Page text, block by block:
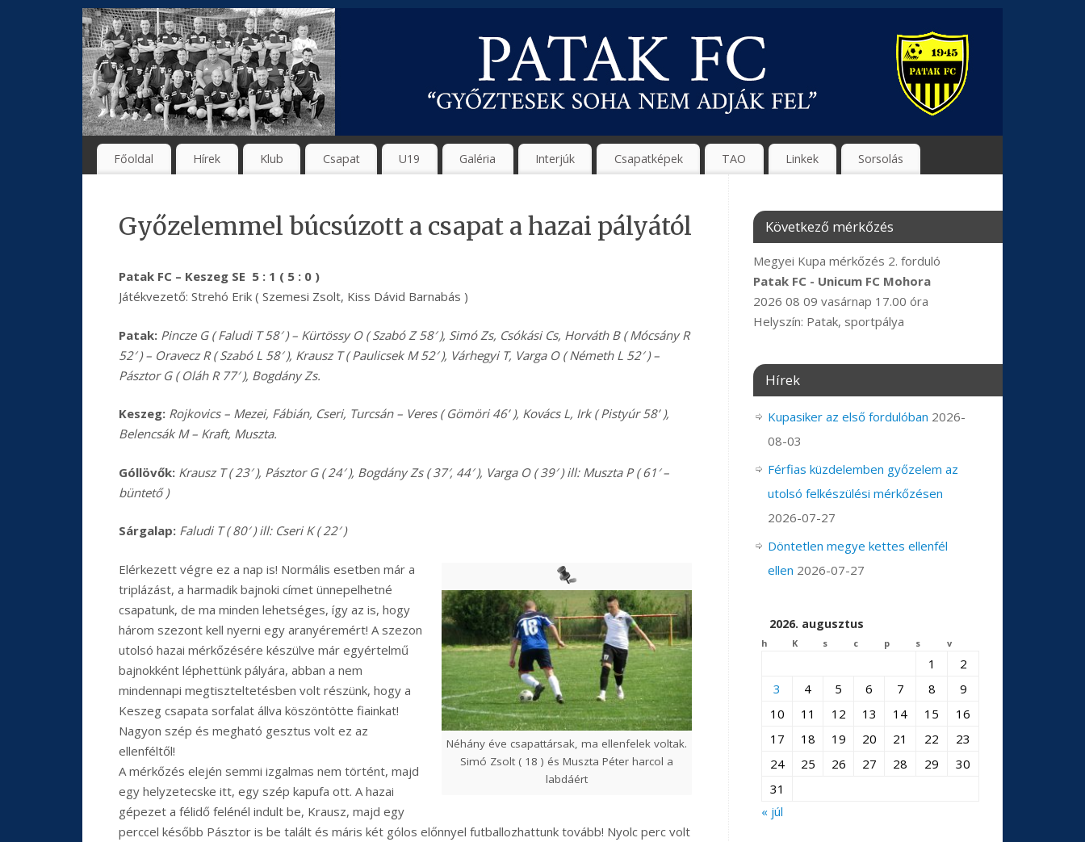
Főoldal Hírek Klub Csapat U19 Galéria Interjúk Csapatképek TAO Linkek Sorsolás
Győzelemmel búcsúzott a csapat a hazai pályától
Patak FC – Keszeg SE 5 : 1 ( 5 : 0 )
Játékvezető: Strehó Erik ( Szemesi Zsolt, Kiss Dávid Barnabás )
Patak: Pincze G ( Faludi T 58′ ) – Kürtössy O ( Szabó Z 58′ ), Simó Zs, Csókási Cs, Horváth B ( Mócsány R
52′ ) – Oravecz R ( Szabó L 58′ ), Krausz T ( Paulicsek M 52′ ), Várhegyi T, Varga O ( Németh L 52′ ) –
Pásztor G ( Oláh R 77′ ), Bogdány Zs.
Keszeg: Rojkovics – Mezei, Fábián, Cseri, Turcsán – Veres ( Gömöri 46’ ), Kovács L, Irk ( Pistyúr 58’ ),
Belencsák M – Kraft, Muszta.
Góllövők: Krausz T ( 23′ ), Pásztor G ( 24′ ), Bogdány Zs ( 37′, 44′ ), Varga O ( 39′ ) ill: Muszta P ( 61′ –
büntető )
Sárgalap: Faludi T ( 80′ ) ill: Cseri K ( 22′ )
Néhány éve csapattársak, ma ellenfelek voltak.
Simó Zsolt ( 18 ) és Muszta Péter harcol a
labdáért
Elérkezett végre ez a nap is! Normális esetben már a
triplázást, a harmadik bajnoki címet ünnepelhetné
csapatunk, de ma minden lehetséges, így az is, hogy
három szezont kell nyerni egy aranyéremért! A szezon
utolsó hazai mérkőzésére készülve már egyértelmű
bajnokként léphettünk pályára, abban a nem
mindennapi megtiszteltetésben volt részünk, hogy a
Keszeg csapata sorfalat állva köszöntötte fiainkat!
Nagyon szép és megható gesztus volt ez az
ellenféltől!
A mérkőzés elején semmi izgalmas nem történt, majd
egy helyzetecske itt, egy szép kapufa ott. A hazai
gépezet a félidő felénél indult be, Krausz, majd egy
perccel később Pásztor is be talált és máris két gólos előnnyel futballozhattunk tovább! Nyolc perc volt
Következő mérkőzés
Megyei Kupa mérkőzés 2. forduló
Patak FC - Unicum FC Mohora
2026 08 09 vasárnap 17.00 óra
Helyszín: Patak, sportpálya
Hírek
Kupasiker az első fordulóban 2026-
08-03
Férfias küzdelemben győzelem az
utolsó felkészülési mérkőzésen
2026-07-27
Döntetlen megye kettes ellenfél
ellen 2026-07-27
2026. augusztus
h K s c p s v
1
2
3
4 5 6 7 8
9
10
11 12 13 14 15
16
17
18 19 20 21 22
23
24
25 26 27 28 29
30
31
« júl